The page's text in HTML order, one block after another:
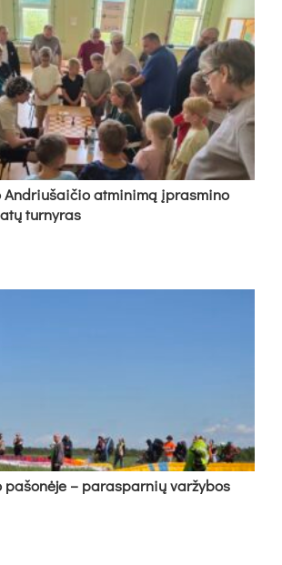
And­riu­šai­čio at­mi­ni­mą įpras­mi­no
tur­ny­ras
pa­šo­nė­je – pa­ras­par­nių var­žy­bos